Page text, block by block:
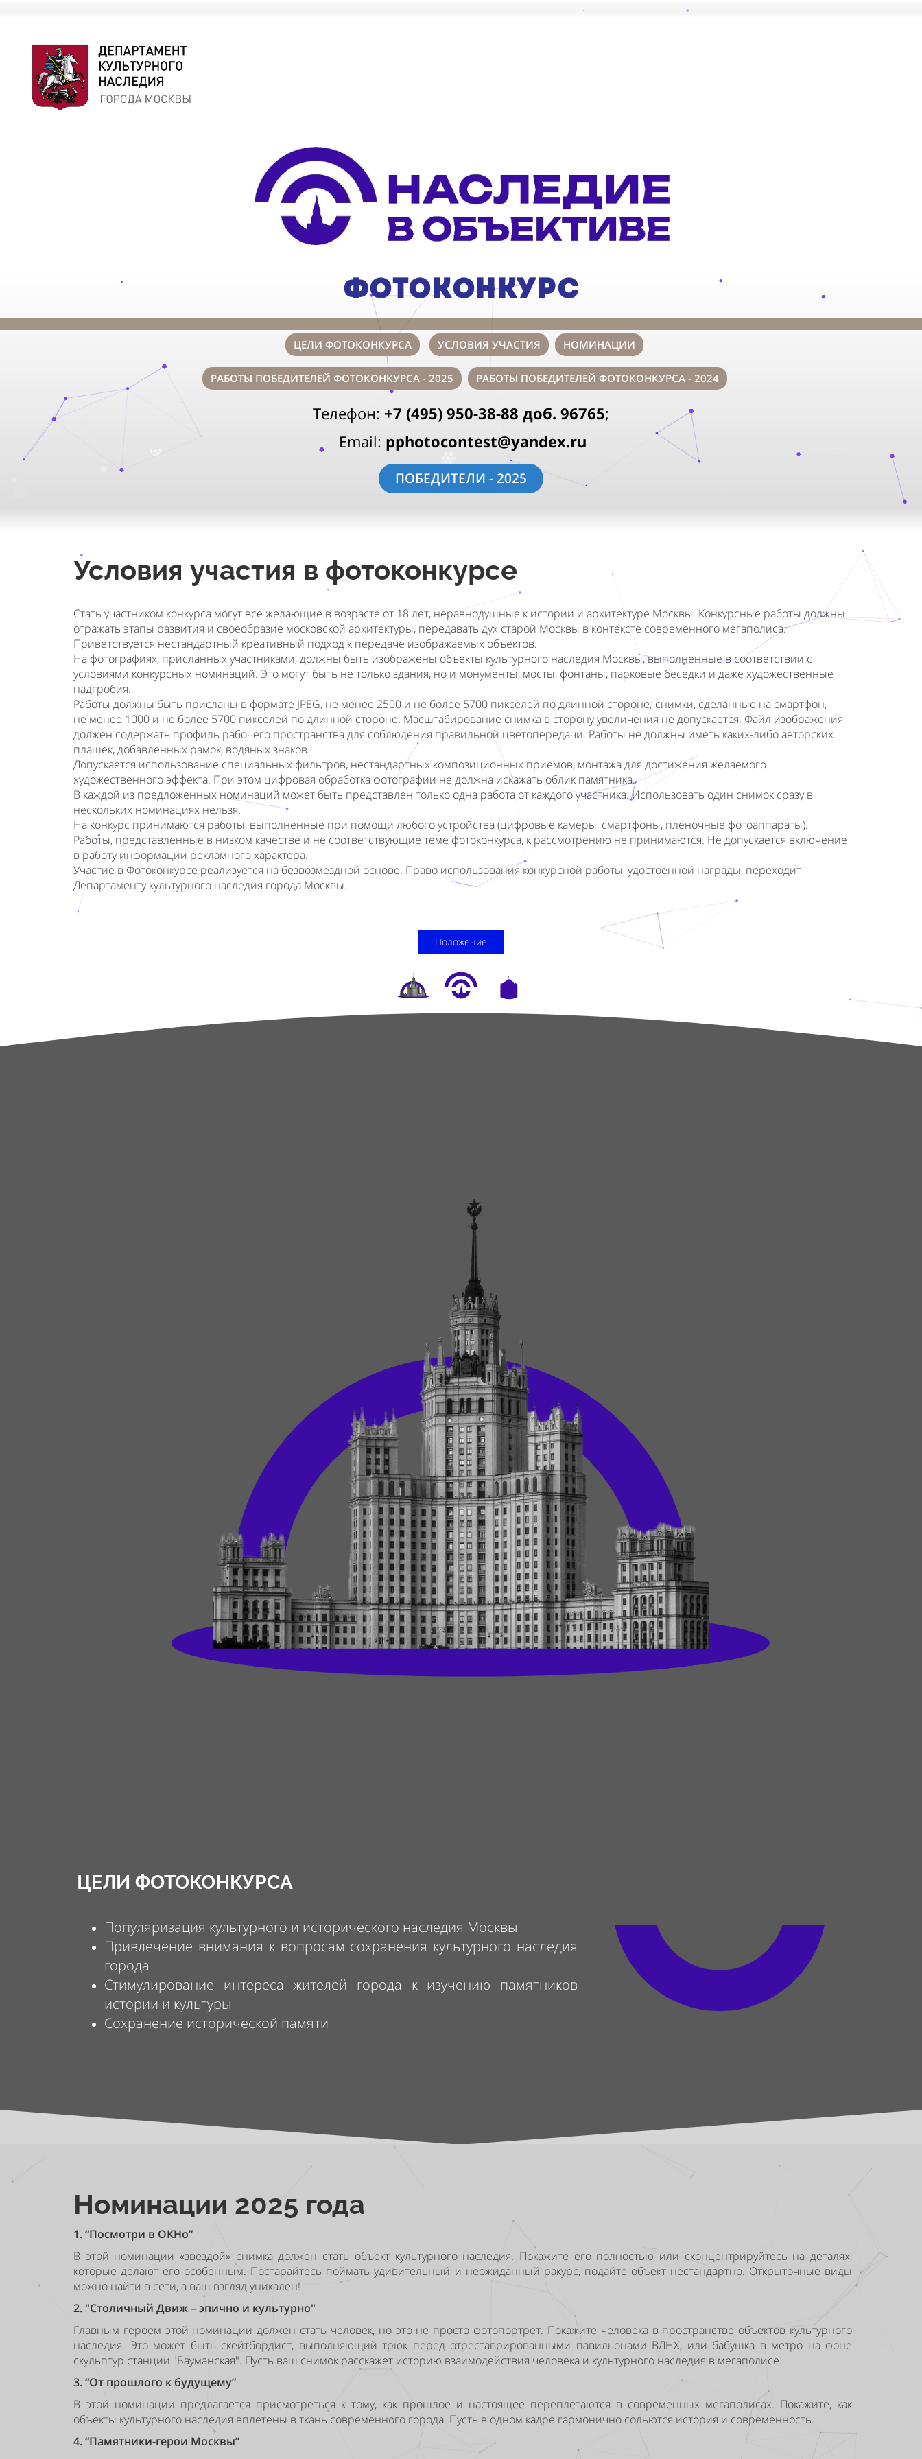
ФОТОКОНКУРС
ЦЕЛИ ФОТОКОНКУРСА УСЛОВИЯ УЧАСТИЯ НОМИНАЦИИ
РАБОТЫ ПОБЕДИТЕЛЕЙ ФОТОКОНКУРСА - 2025 РАБОТЫ ПОБЕДИТЕЛЕЙ ФОТОКОНКУРСА - 2024
Телефон: +7 (495) 950-38-88 доб. 96765;
Email: pphotocontest@yandex.ru
❄
❅
❅
ПОБЕДИТЕЛИ - 2025
Условия участия в фотоконкурсе
Стать участником конкурса могут все желающие в возрасте от 18 лет, неравнодушные к истории и архитектуре Москвы. Конкурсные работы должны
отражать этапы развития и своеобразие московской архитектуры, передавать дух старой Москвы в контексте современного мегаполиса.
Приветствуется нестандартный креативный подход к передаче изображаемых объектов.
На фотографиях, присланных участниками, должны быть изображены объекты культурного наследия Москвы, выполненные в соответствии с
условиями конкурсных номинаций. Это могут быть не только здания, но и монументы, мосты, фонтаны, парковые беседки и даже художественные
надгробия.
Работы должны быть присланы в формате JPEG, не менее 2500 и не более 5700 пикселей по длинной стороне; снимки, сделанные на смартфон, –
не менее 1000 и не более 5700 пикселей по длинной стороне. Масштабирование снимка в сторону увеличения не допускается. Файл изображения
должен содержать профиль рабочего пространства для соблюдения правильной цветопередачи. Работы не должны иметь каких-либо авторских
плашек, добавленных рамок, водяных знаков.
Допускается использование специальных фильтров, нестандартных композиционных приемов, монтажа для достижения желаемого
художественного эффекта. При этом цифровая обработка фотографии не должна искажать облик памятника.
В каждой из предложенных номинаций может быть представлен только одна работа от каждого участника. Использовать один снимок сразу в
нескольких номинациях нельзя.
На конкурс принимаются работы, выполненные при помощи любого устройства (цифровые камеры, смартфоны, пленочные фотоаппараты).
Работы, представленные в низком качестве и не соответствующие теме фотоконкурса, к рассмотрению не принимаются. Не допускается включение
в работу информации рекламного характера.
Участие в Фотоконкурсе реализуется на безвозмездной основе. Право использования конкурсной работы, удостоенной награды, переходит
Департаменту культурного наследия города Москвы.
Положение
ЦЕЛИ ФОТОКОНКУРСА
Популяризация культурного и исторического наследия Москвы
Привлечение внимания к вопросам сохранения культурного наследия
города
Стимулирование интереса жителей города к изучению памятников
истории и культуры
Сохранение исторической памяти
Номинации 2025 года
1. “Посмотри в ОКНо”
В этой номинации «звездой» снимка должен стать объект культурного наследия. Покажите его полностью или сконцентрируйтесь на деталях,
которые делают его особенным. Постарайтесь поймать удивительный и неожиданный ракурс, подайте объект нестандартно. Открыточные виды
можно найти в сети, а ваш взгляд уникален!
2. "Столичный Движ – эпично и культурно"
Главным героем этой номинации должен стать человек, но это не просто фотопортрет. Покажите человека в пространстве объектов культурного
наследия. Это может быть скейтбордист, выполняющий трюк перед отреставрированными павильонами ВДНХ, или бабушка в метро на фоне
скульптур станции "Бауманская". Пусть ваш снимок расскажет историю взаимодействия человека и культурного наследия в мегаполисе.
3. “От прошлого к будущему”
В этой номинации предлагается присмотреться к тому, как прошлое и настоящее переплетаются в современных мегаполисах. Покажите, как
объекты культурного наследия вплетены в ткань современного города. Пусть в одном кадре гармонично сольются история и современность.
4. “Памятники-герои Москвы”